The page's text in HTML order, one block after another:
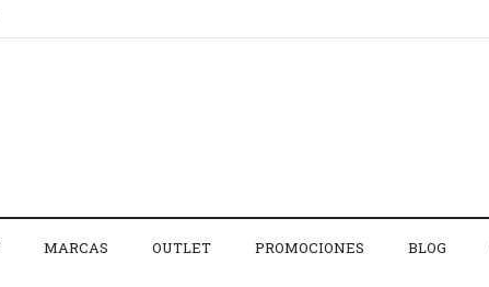
MARCAS OUTLET PROMOCIONES BLOG